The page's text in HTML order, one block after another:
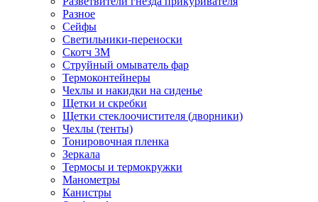
Разное
Сейфы
Светильники-переноски
Скотч 3М
Струйный омыватель фар
Термоконтейнеры
Чехлы и накидки на сиденье
Щетки и скребки
Щетки стеклоочистителя (дворники)
Чехлы (тенты)
Тонировочная пленка
Зеркалa
Термосы и термокружки
Манометры
Канистры